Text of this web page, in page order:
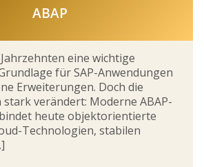
ABAP
eine wichtige
für SAP-Anwendungen
Erweiterungen. Doch die
stark verändert: Moderne ABAP-
heute objektorientierte
Technologien, stabilen